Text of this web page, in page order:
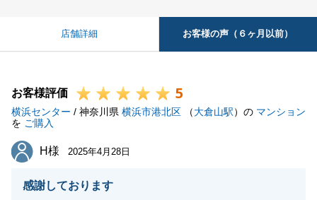
店舗詳細 お客様の声（６ヶ月以前）
お客様評価 5
横浜センター / 神奈川県 横浜市港北区 （大倉山駅）の マンション
を ご購入
H様
H様 2025年4月28日
感謝しております